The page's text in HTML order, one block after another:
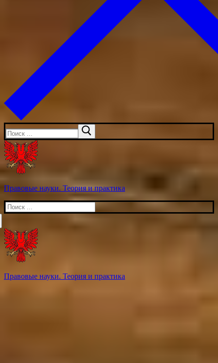
Искать:
Правовые науки. Теория и практика
Искать:
Правовые науки. Теория и практика